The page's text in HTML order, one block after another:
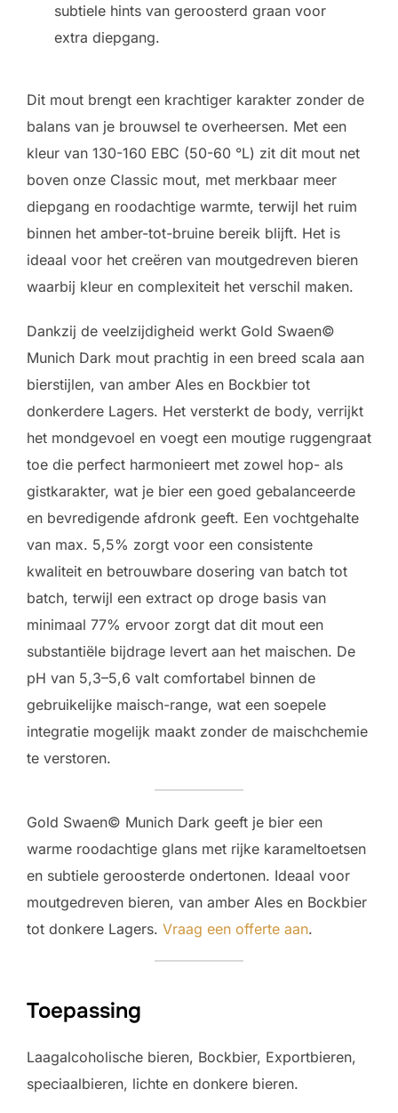
subtiele hints van geroosterd graan voor
extra diepgang.
Dit mout brengt een krachtiger karakter zonder de
balans van je brouwsel te overheersen. Met een
kleur van 130-160 EBC (50-60 °L) zit dit mout net
boven onze Classic mout, met merkbaar meer
diepgang en roodachtige warmte, terwijl het ruim
binnen het amber-tot-bruine bereik blijft. Het is
ideaal voor het creëren van moutgedreven bieren
waarbij kleur en complexiteit het verschil maken.
Dankzij de veelzijdigheid werkt Gold Swaen©
Munich Dark mout prachtig in een breed scala aan
bierstijlen, van amber Ales en Bockbier tot
donkerdere Lagers. Het versterkt de body, verrijkt
het mondgevoel en voegt een moutige ruggengraat
toe die perfect harmonieert met zowel hop- als
gistkarakter, wat je bier een goed gebalanceerde
en bevredigende afdronk geeft. Een vochtgehalte
van max. 5,5% zorgt voor een consistente
kwaliteit en betrouwbare dosering van batch tot
batch, terwijl een extract op droge basis van
minimaal 77% ervoor zorgt dat dit mout een
substantiële bijdrage levert aan het maischen. De
pH van 5,3–5,6 valt comfortabel binnen de
gebruikelijke maisch-range, wat een soepele
integratie mogelijk maakt zonder de maischchemie
te verstoren.
Gold Swaen© Munich Dark geeft je bier een
warme roodachtige glans met rijke karameltoetsen
en subtiele geroosterde ondertonen. Ideaal voor
moutgedreven bieren, van amber Ales en Bockbier
tot donkere Lagers. Vraag een offerte aan.
Toepassing
Laagalcoholische bieren, Bockbier, Exportbieren,
speciaalbieren, lichte en donkere bieren.